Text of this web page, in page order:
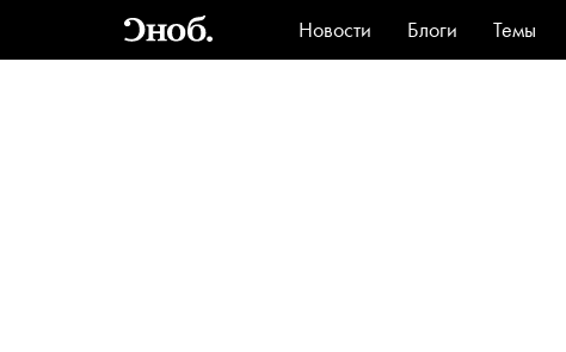
Новости Блоги Темы
Стиль
Видео